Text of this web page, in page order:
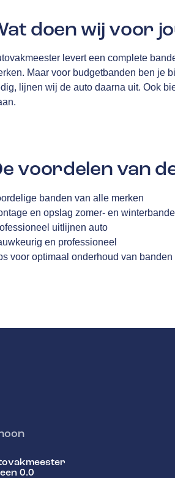
doen wij voor
levert een complete
Maar voor budgetbanden ben je
lijnen wij de auto daarna uit. Ook
voordelen van
banden van alle merken
en opslag zomer- en
uitlijnen auto
en professioneel
voor optimaal onderhoud van banden
0.0